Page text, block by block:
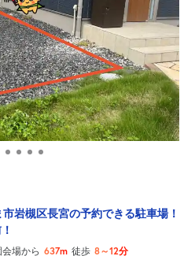
岩槻区長宮の予約できる駐車場！
場から 637m 徒歩 8～12分